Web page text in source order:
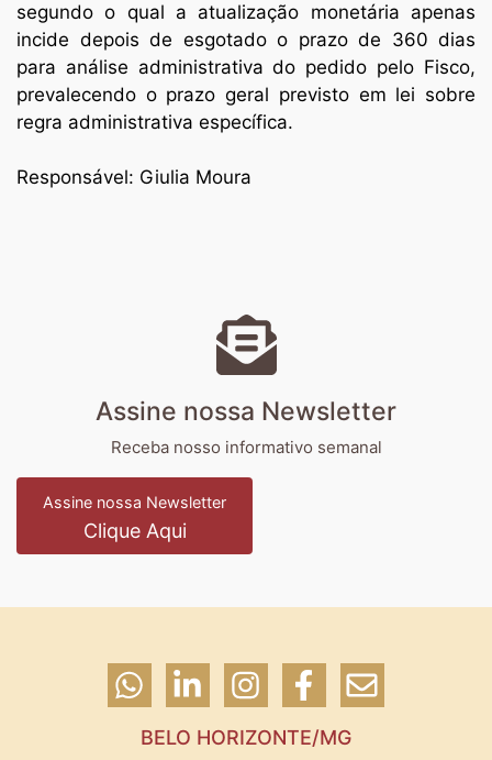
segundo o qual a atualização monetária apenas
incide depois de esgotado o prazo de 360 dias
para análise administrativa do pedido pelo Fisco,
prevalecendo o prazo geral previsto em lei sobre
regra administrativa específica.
Responsável: Giulia Moura
Assine nossa Newsletter
Receba nosso informativo semanal
Assine nossa Newsletter
Clique Aqui
BELO HORIZONTE/MG